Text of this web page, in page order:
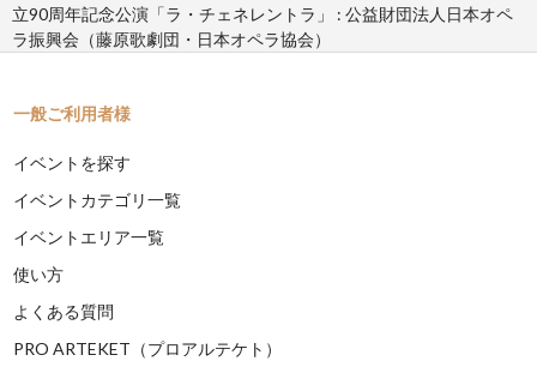
立90周年記念公演「ラ・チェネレントラ」 : 公益財団法人日本オペ
ラ振興会（藤原歌劇団・日本オペラ協会）
一般ご利用者様
イベントを探す
イベントカテゴリ一覧
イベントエリア一覧
使い方
よくある質問
PRO ARTEKET（プロアルテケト）